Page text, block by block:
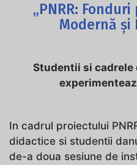
„PNRR:
Modernă și
Studentii si
In cadrul proiectului
didactice si studentii
de-a doua sesiune de